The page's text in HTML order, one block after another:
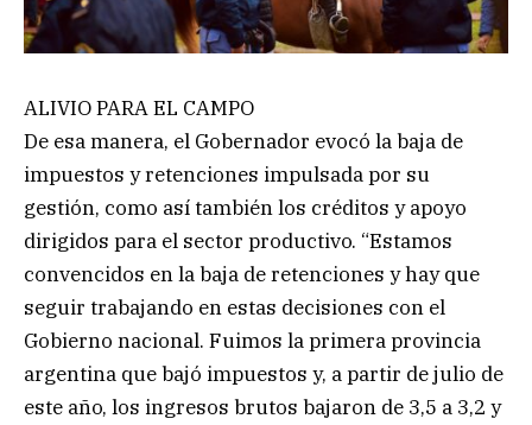
ALIVIO PARA EL CAMPO
De esa manera, el Gobernador evocó la baja de
impuestos y retenciones impulsada por su
gestión, como así también los créditos y apoyo
dirigidos para el sector productivo. “Estamos
convencidos en la baja de retenciones y hay que
seguir trabajando en estas decisiones con el
Gobierno nacional. Fuimos la primera provincia
argentina que bajó impuestos y, a partir de julio de
este año, los ingresos brutos bajaron de 3,5 a 3,2 y